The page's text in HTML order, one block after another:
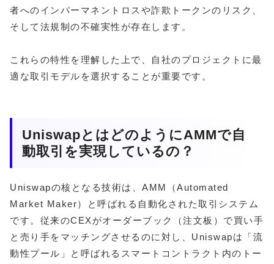
者へのインパーマネントロスや詐欺トークンのリスク、
そして法規制の不確実性が存在します。
これらの特性を理解した上で、自社のプロジェクトに最
適な取引モデルを選択することが重要です。
UniswapとはどのようにAMMで自
動取引を実現しているの？
Uniswapの核となる技術は、AMM（Automated
Market Maker）と呼ばれる自動化された取引システム
です。従来のCEXがオーダーブック（注文板）で買い手
と売り手をマッチングさせるのに対し、Uniswapは「流
動性プール」と呼ばれるスマートコントラクト内のトー